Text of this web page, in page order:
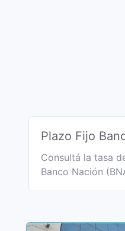
Plazo Fijo
Consultá la tasa
Banco Nación